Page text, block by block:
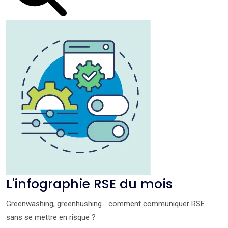
L'infographie RSE du mois
Greenwashing, greenhushing… comment communiquer RSE
sans se mettre en risque ?